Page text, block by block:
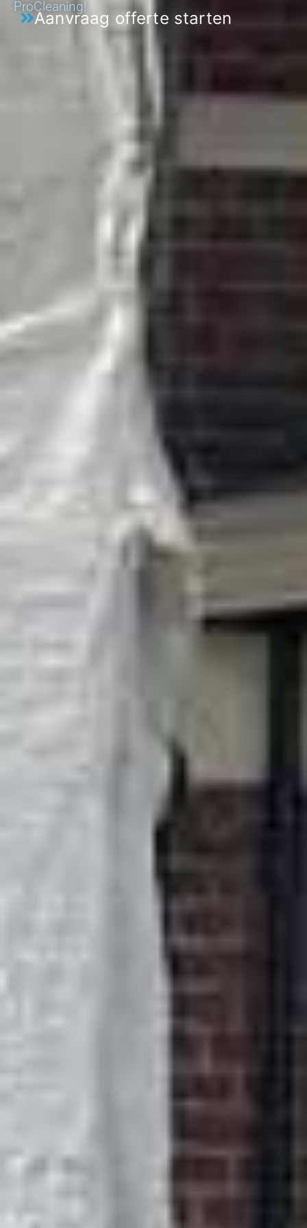
ProCleaning!
Aanvraag offerte starten